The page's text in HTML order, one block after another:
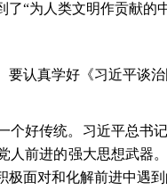
“为人类文明作贡献的中
要认真学好《习近平谈
个好传统。习近平总书记
人前进的强大思想武器
面对和化解前进中遇